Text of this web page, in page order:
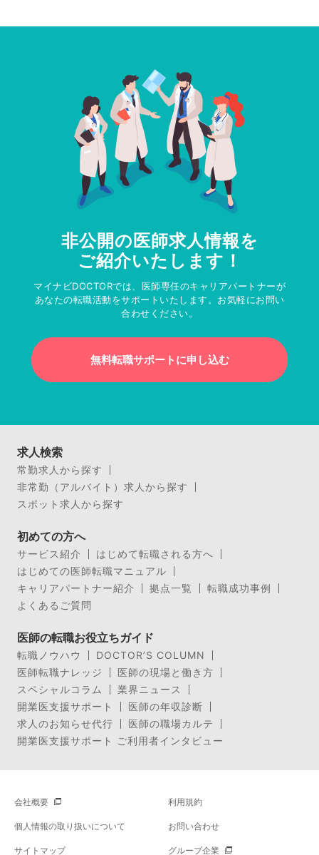
非公開の医師求人情報を
ご紹介いたします！
マイナビDOCTORでは、医師専任のキャリアパートナーが
あなたの転職活動をサポートいたします。お気軽にお問い
合わせください。
無料転職サポートに申し込む
求人検索
常勤求人から探す
非常勤（アルバイト）求人から探す
スポット求人から探す
初めての方へ
サービス紹介
はじめて転職される方へ
はじめての医師転職マニュアル
キャリアパートナー紹介
拠点一覧
転職成功事例
よくあるご質問
医師の転職お役立ちガイド
転職ノウハウ
DOCTOR’S COLUMN
医師転職ナレッジ
医師の現場と働き方
スペシャルコラム
業界ニュース
開業医支援サポート
医師の年収診断
求人のお知らせ代行
医師の職場カルテ
開業医支援サポート ご利用者インタビュー
会社概要 利用規約
個人情報の取り扱いについて お問い合わせ
サイトマップ グループ企業